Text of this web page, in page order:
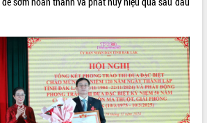
vụ cơ
chung
trong
mô hình